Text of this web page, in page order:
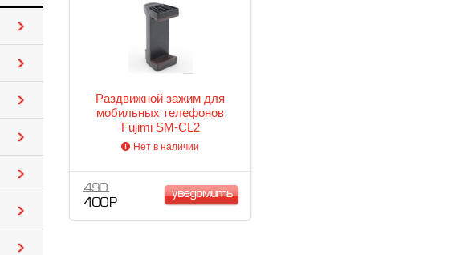
Раздвижной зажим для
мобильных телефонов
Fujimi SM-CL2
Нет в наличии
490
400 Р
уведомить